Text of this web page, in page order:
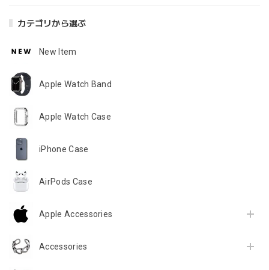
カテゴリから選ぶ
New Item
Apple Watch Band
Apple Watch Case
iPhone Case
AirPods Case
Apple Accessories
Accessories